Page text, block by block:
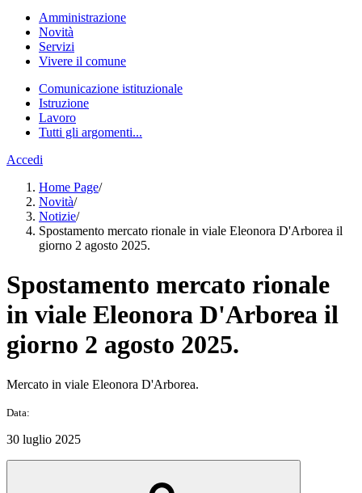
Amministrazione
Novità
Servizi
Vivere il comune
Comunicazione istituzionale
Istruzione
Lavoro
Tutti gli argomenti...
Accedi
Home Page/
Novità/
Notizie/
Spostamento mercato rionale in viale Eleonora D'Arborea il
giorno 2 agosto 2025.
Spostamento mercato rionale
in viale Eleonora D'Arborea il
giorno 2 agosto 2025.
Mercato in viale Eleonora D'Arborea.
Data:
30 luglio 2025